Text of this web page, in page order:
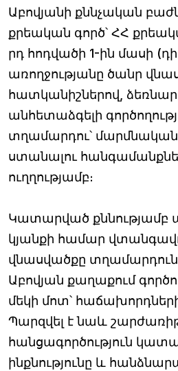
Աբովյանի քննչական
քրեական գործ՝ ՀՀ
րդ հոդվածի 1-ին մասի
առողջությանը ծանր
հատկանիշներով,
անհետաձգելի
տղամարդու՝
ստանալու
ուղղությամբ։
Կատարված քննությամբ
կյանքի համար
վնասվածքը
Աբովյան քաղաքում
մեկի մոտ՝
Պարզվել է նաև
հանցագործություն
ինքնությունը և